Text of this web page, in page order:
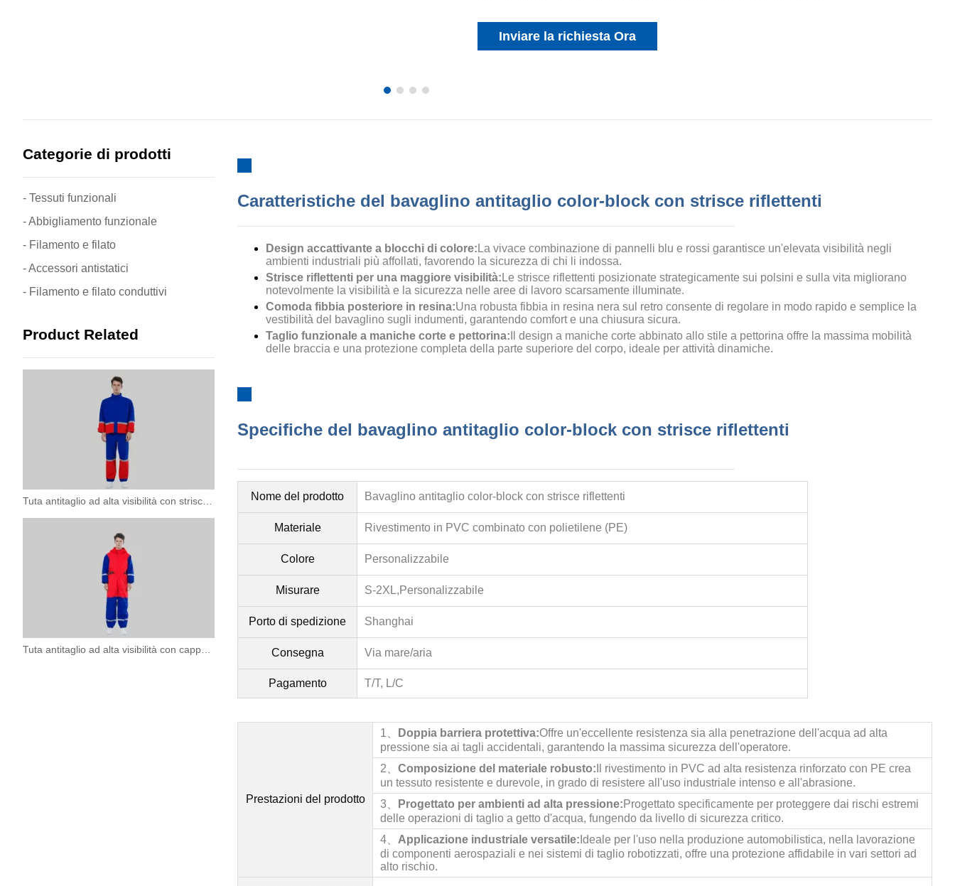
Inviare la richiesta Ora
Categorie di prodotti
- Tessuti funzionali
- Abbigliamento funzionale
- Filamento e filato
- Accessori antistatici
- Filamento e filato conduttivi
Product Related
Caratteristiche del bavaglino antitaglio color-block con strisce riflettenti
Design accattivante a blocchi di colore: La vivace combinazione di pannelli blu e rossi garantisce un'elevata visibilità negli
ambienti industriali più affollati, favorendo la sicurezza di chi li indossa.
Strisce riflettenti per una maggiore visibilità: Le strisce riflettenti posizionate strategicamente sui polsini e sulla vita migliorano
notevolmente la visibilità e la sicurezza nelle aree di lavoro scarsamente illuminate.
Comoda fibbia posteriore in resina:Una robusta fibbia in resina nera sul retro consente di regolare in modo rapido e semplice la
vestibilità del bavaglino sugli indumenti, garantendo comfort e una chiusura sicura.
Taglio funzionale a maniche corte e pettorina: Il design a maniche corte abbinato allo stile a pettorina offre la massima mobilità
delle braccia e una protezione completa della parte superiore del corpo, ideale per attività dinamiche.
Specifiche del bavaglino antitaglio color-block con strisce riflettenti
Nome del prodotto Bavaglino antitaglio color-block con strisce riflettenti
Materiale Rivestimento in PVC combinato con polietilene (PE)
Colore Personalizzabile
Misurare S-2XL, Personalizzabile
Porto di spedizione Shanghai
Consegna Via mare/aria
Pagamento T/T, L/C
Prestazioni del prodotto
1、 Doppia barriera protettiva:Offre un'eccellente resistenza sia alla penetrazione dell'acqua ad alta
pressione sia ai tagli accidentali, garantendo la massima sicurezza dell'operatore.
2、 Composizione del materiale robusto: Il rivestimento in PVC ad alta resistenza rinforzato con PE crea
un tessuto resistente e durevole, in grado di resistere all'uso industriale intenso e all'abrasione.
3、
Progettato per ambienti ad alta pressione: Progettato specificamente per proteggere dai rischi estremi
delle operazioni di taglio a getto d'acqua, fungendo da livello di sicurezza critico.
4、 Applicazione industriale versatile: Ideale per l'uso nella produzione automobilistica, nella lavorazione
di componenti aerospaziali e nei sistemi di taglio robotizzati, offre una protezione affidabile in vari settori ad
alto rischio.